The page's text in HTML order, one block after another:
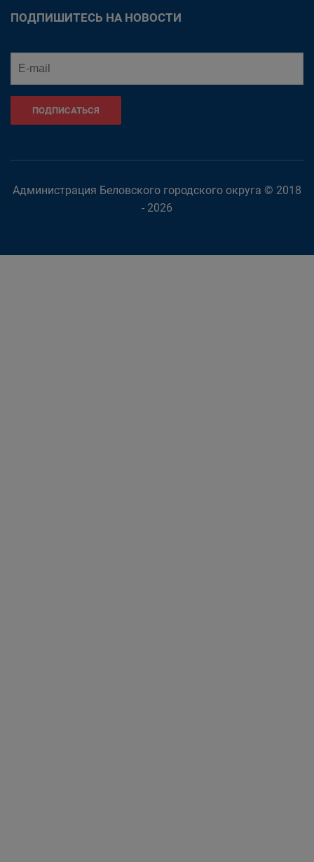
ПОДПИШИТЕСЬ НА НОВОСТИ
ПОДПИСАТЬСЯ
Администрация Беловского городского округа © 2018
- 2026